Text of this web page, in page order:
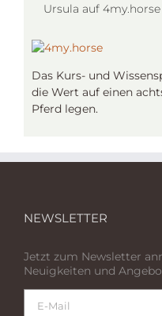
Ursula auf 4my.horse
Das Kurs- und
die Wert auf einen
Pferd legen.
NEWSLETTER
Jetzt zum Newsletter
Neuigkeiten und